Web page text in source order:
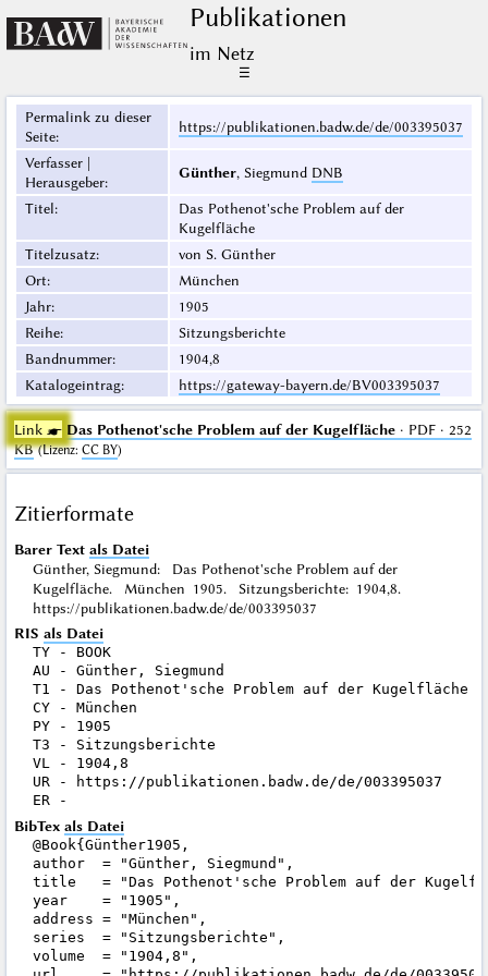
Publikationen
im Netz
☰
Permalink zu dieser
Seite:
https://publikationen.badw.de/de/003395037
Verfasser |
Herausgeber:
Günther, Siegmund DNB
Titel:
Das Pothenot'sche Problem auf der
Kugelfläche
Titelzusatz:
von S. Günther
Ort:
München
Jahr:
1905
Reihe:
Sitzungsberichte
Bandnummer:
1904,8
Katalogeintrag: https://gateway-bayern.de/BV003395037
Link ☛ Das Pothenot'sche Problem auf der Kugelfläche· PDF · 252
KB (Lizenz: CC BY)
Zitierformate
Barer Text als Datei
Günther, Siegmund: Das Pothenot'sche Problem auf der
Kugelfläche. München 1905. Sitzungsberichte: 1904,8.
https://publikationen.badw.de/de/003395037
RIS als Datei
TY - BOOK
AU - Günther, Siegmund
T1 - Das Pothenot'sche Problem auf der Kugelfläche
CY - München
PY - 1905
T3 - Sitzungsberichte
VL - 1904,8
UR - https://publikationen.badw.de/de/003395037
BibTex als Datei
@Book{Günther1905,
author  = "Günther, Siegmund",
title   = "Das Pothenot'sche Problem auf der
year    = "1905",
address = "München",
series  = "Sitzungsberichte",
volume  = "1904,8",